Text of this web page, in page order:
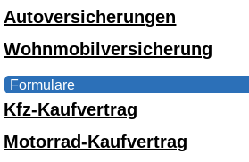
Autoversicherungen
Wohnmobilversicherung
Formulare
Kfz-Kaufvertrag
Motorrad-Kaufvertrag